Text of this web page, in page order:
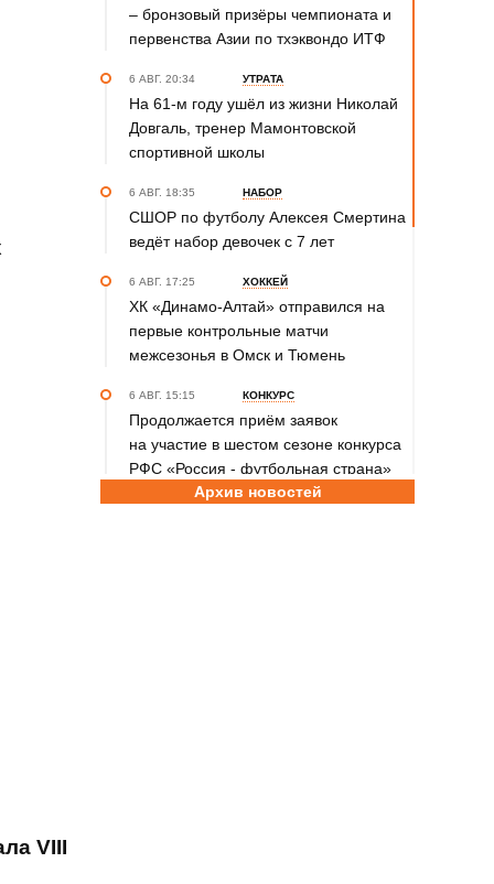
VIII
– бронзовый призёры чемпионата и
первенства Азии по тхэквондо ИТФ
6 АВГ. 20:34 УТРАТА
На 61-м году ушёл из жизни Николай
Довгаль, тренер Мамонтовской
спортивной школы
6 АВГ. 18:35 НАБОР
СШОР по футболу Алексея Смертина
ведёт набор девочек с 7 лет
6 АВГ. 17:25 ХОККЕЙ
ХК «Динамо-Алтай» отправился на
первые контрольные матчи
межсезонья в Омск и Тюмень
6 АВГ. 15:15 КОНКУРС
Продолжается приём заявок
на участие в шестом сезоне конкурса
РФС «Россия - футбольная страна»
Архив новостей